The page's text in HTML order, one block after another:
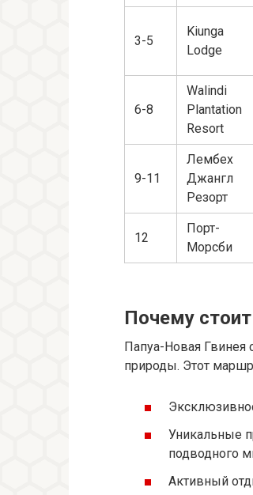
3-5
Kiunga
Lodge
6-8
Walindi
Plantation
Resort
9-11
Лембех
Джангл
Резорт
12
Порт-
Морсби
Почему
Папуа-Новая Гвинея
природы. Этот
Уникальные
подводного
Активный